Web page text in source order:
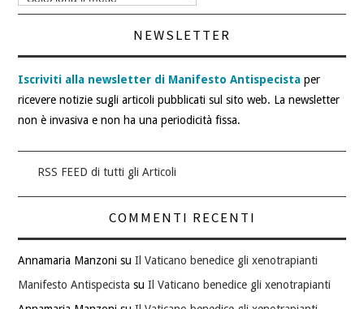
articoli
NEWSLETTER
Iscriviti alla newsletter di Manifesto Antispecista per
ricevere notizie sugli articoli pubblicati sul sito web. La newsletter
non è invasiva e non ha una periodicità fissa.
RSS FEED di tutti gli Articoli
COMMENTI RECENTI
Annamaria Manzoni suIl Vaticano benedice gli xenotrapianti
Manifesto Antispecista suIl Vaticano benedice gli xenotrapianti